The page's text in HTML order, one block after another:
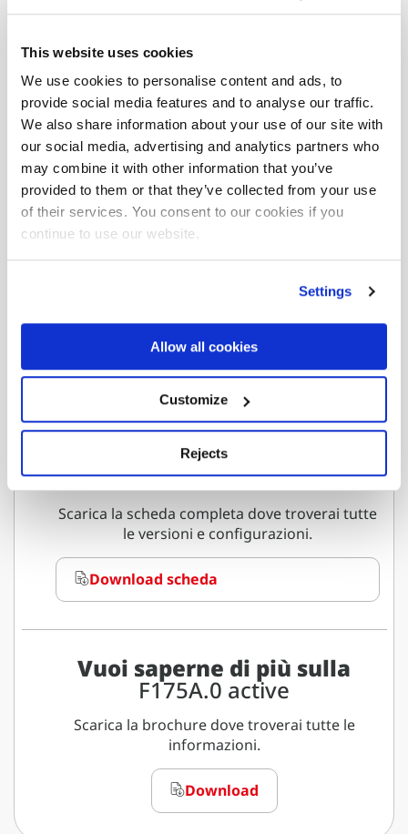
This website uses cookies
We use cookies to personalise content and ads, to
provide social media features and to analyse our traffic.
We also share information about your use of our site with
our social media, advertising and analytics partners who
may combine it with other information that you’ve
provided to them or that they’ve collected from your use
of their services. You consent to our cookies if you
continue to use our website.
Settings
Allow all cookies
Customize
Rejects
AreaDownload
Massimosbraccio idraulico
F175A.0.25
Scarica la scheda completa dove troverai tutte
le versioni e configurazioni.
Download scheda
Vuoi saperne di più sulla
F175A.0 active
Scarica la brochure dove troverai tutte le
informazioni.
Download